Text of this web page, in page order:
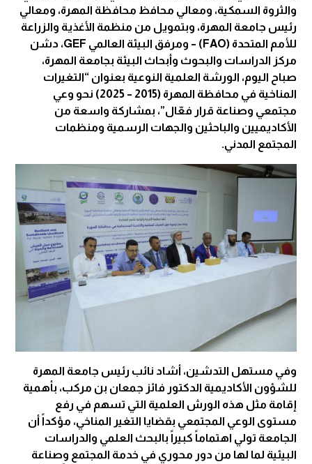
والثروة السمكية، ومعالي محافظ محافظة المهرة، ومعالي
رئيس جامعة المهرة، وبتمويل من منظمة الأغذية والزراعة
للأمم المتحدة (FAO) – ومرفق البيئة العالمي GEF، دشن
مركز الدراسات والبحوث وأبحاث البيئة بجامعة المهرة،
صباح اليوم، الورشة العلمية النوعية بعنوان “التغيرات
المناخية في محافظة المهرة (2015 – 2025) نحو وعي
مجتمعي وصناعة قرار فعّال”، بمشاركة واسعة من
الأكاديميين والباحثين والجهات الرسمية ومنظمات
المجتمع المدني.
وفي مستهل التدشين، أشاد نائب رئيس جامعة المهرة
للشؤون الأكاديمية الدكتور فائز جمعان بن مركب، بأهمية
إقامة مثل هذه الورش العلمية التي تسهم في رفع
مستوى الوعي المجتمعي بقضايا التغير المناخي، مؤكداً أن
الجامعة تولي اهتماماً كبيراً بالبحث العلمي والدراسات
البيئية لما لها من دور محوري في خدمة المجتمع وصناعة